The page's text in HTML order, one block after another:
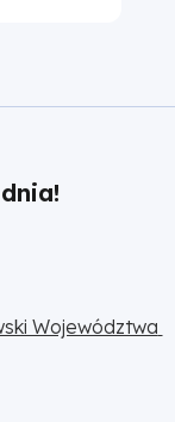
Województwa